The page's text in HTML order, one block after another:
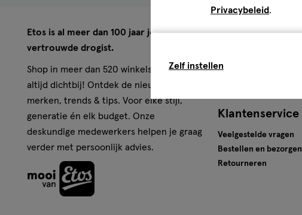
Etos is al meer dan 100 jaar jouw
vertrouwde drogist.
Shop in meer dan 520 winkels of online,
altijd dichtbij! Ontdek de nieuwste
merken, trends & tips. Voor elke stijl,
generatie én elk budget. Onze
deskundige medewerkers helpen je graag
verder met persoonlijk advies.
Over Etos
Pers
Klantenservice
Veelgestelde vragen
Bestellen en bezorgen
Retourneren
Privacybeleid.
Zelf instellen